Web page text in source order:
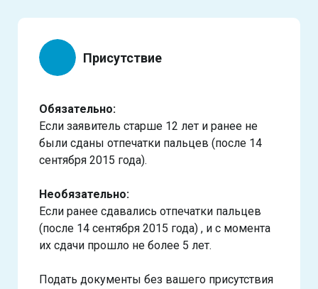
Присутствие
Обязательно:
Если заявитель старше 12 лет и ранее не
были сданы отпечатки пальцев (после 14
сентября 2015 года).
Необязательно:
Если ранее сдавались отпечатки пальцев
(после 14 сентября 2015 года) , и с момента
их сдачи прошло не более 5 лет.
Подать документы без вашего присутствия